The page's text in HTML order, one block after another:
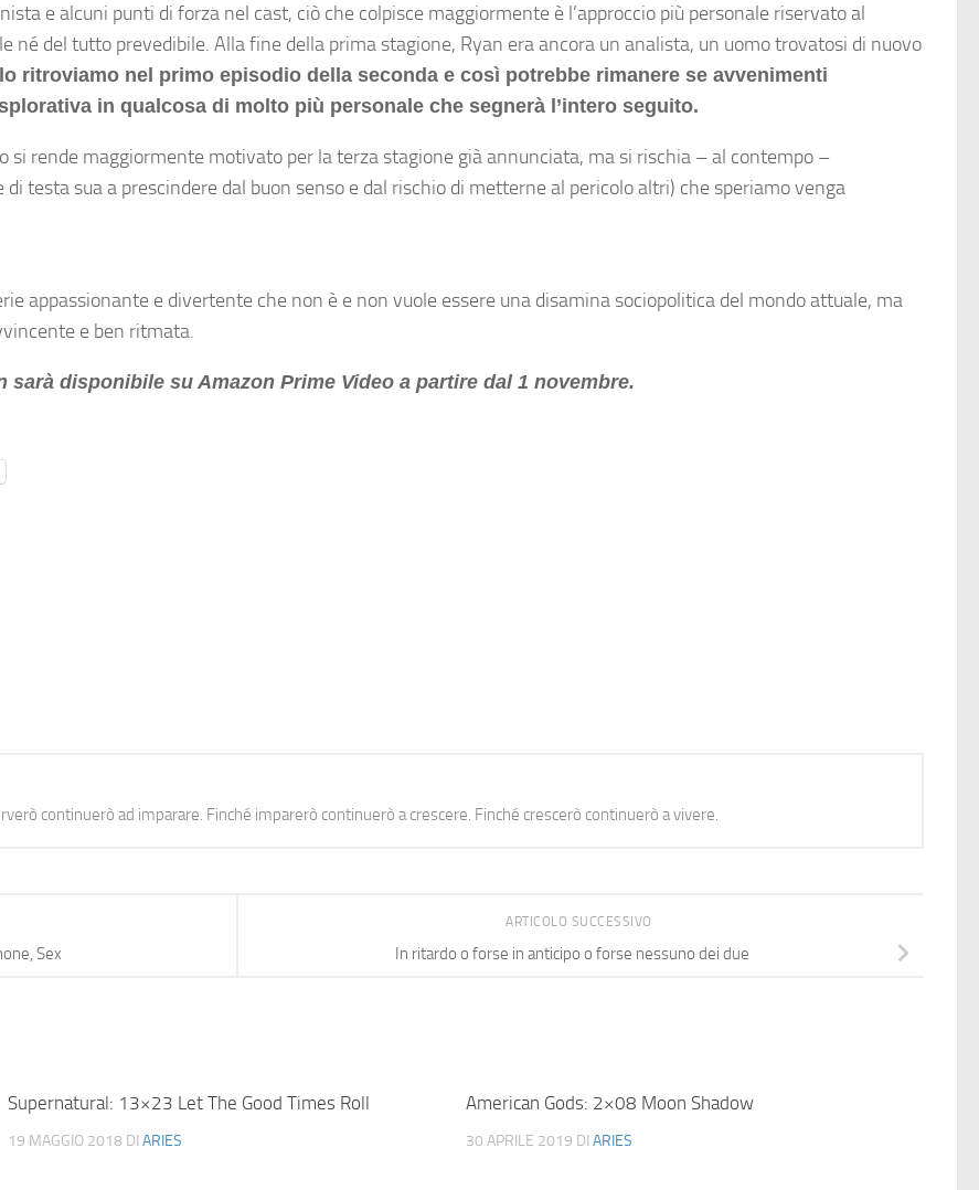
e alcuni punti di forza nel cast, ciò che colpisce maggiormente è l’approccio più personale riservato al
né del tutto prevedibile. Alla fine della prima stagione, Ryan era ancora un analista, un uomo trovatosi di nuovo
ritroviamo nel primo episodio della seconda e così potrebbe rimanere se avvenimenti
in qualcosa di molto più personale che segnerà l’intero seguito.
si rende maggiormente motivato per la terza stagione già annunciata, ma si rischia – al contempo –
di testa sua a prescindere dal buon senso e dal rischio di metterne al pericolo altri) che speriamo venga
appassionante e divertente che non è e non vuole essere una disamina sociopolitica del mondo attuale, ma
e ben ritmata.
sarà disponibile su Amazon Prime Video a partire dal 1 novembre.
continuerò ad imparare. Finché imparerò continuerò a crescere. Finché crescerò continuerò a vivere.
ARTICOLO SUCCESSIVO
In ritardo o forse in anticipo o forse nessuno dei due
Sex
Supernatural: 13×23 Let The Good Times Roll
19 MAGGIO 2018 DIARIES
American Gods: 2×08 Moon Shadow
30 APRILE 2019 DI ARIES